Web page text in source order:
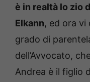
è in realtà lo zio
Elkann, ed ora vi
grado di
dell’Avvocato,
Andrea è il figlio